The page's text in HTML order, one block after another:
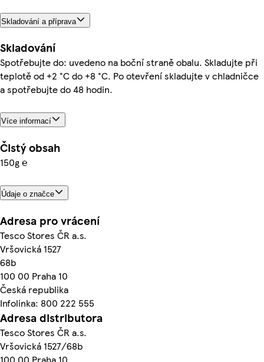
Skladování a příprava
Skladování
Spotřebujte do: uvedeno na boční straně obalu. Skladujte při
teplotě od +2 °C do +8 °C. Po otevření skladujte v chladničce
a spotřebujte do 48 hodin.
Více informací
Čistý obsah
150g ℮
Údaje o značce
Adresa pro vrácení
Tesco Stores ČR a.s.
Vršovická 1527
68b
100 00 Praha 10
Česká republika
Infolinka: 800 222 555
Adresa distributora
Tesco Stores ČR a.s.
Vršovická 1527/68b